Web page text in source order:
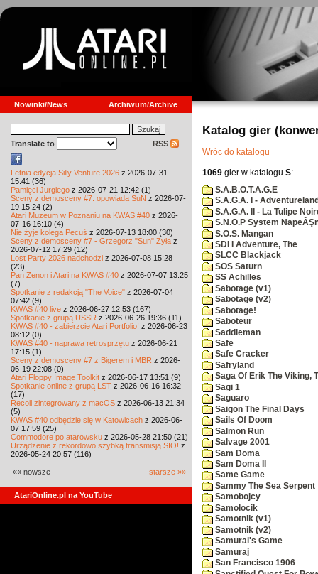
Nowinki/News Archiwum/Archive
Translate to RSS
Letnia edycja Silly Venture 2026 z 2026-07-31
15:41 (36)
Pamięci Jurgiego z 2026-07-21 12:42 (1)
Sceny z demosceny #7: opowiada SuN z 2026-07-
19 15:24 (2)
Atari Muzeum w Poznaniu na KWAS #40 z 2026-
07-16 16:10 (4)
Nie żyje kolega Pecuś z 2026-07-13 18:00 (30)
Sceny z demosceny #7 - Grzegorz "Sun" Żyła z
2026-07-12 17:29 (12)
Lost Party 2026 nadchodzi z 2026-07-08 15:28
(23)
Pan Zenon i Atari na KWAS #40 z 2026-07-07 13:25
(7)
Spotkanie z redakcją "The Voice" z 2026-07-04
07:42 (9)
KWAS #40 live z 2026-06-27 12:53 (167)
Spotkanie z grupą USSR z 2026-06-26 19:36 (11)
KWAS #40 - zabierzcie Atari Portfolio! z 2026-06-23
08:12 (0)
KWAS #40 - naprawa retrosprzętu z 2026-06-21
17:15 (1)
Sceny z demosceny #7 z Bigerem i MBR z 2026-
06-19 22:08 (0)
Atari Floppy Image Toolkit z 2026-06-17 13:51 (9)
Spotkanie online z grupą LST z 2026-06-16 16:32
(17)
Recoil zintegrowany z macOS z 2026-06-13 21:34
(5)
KWAS #40 odbędzie się w Katowicach z 2026-06-
07 17:59 (25)
Commodore po atarowsku z 2026-05-28 21:50 (21)
Urządzenie z rekordowo szybką transmisją SIO! z
2026-05-24 20:57 (116)
«« nowsze starsze »»
AtariOnline.pl na YouTube
Katalog gier
Wróc do katalogu
1069 gier w katalogu S:
S.A.B.O.T.A.G.E
S.A.G.A. I -
S.A.G.A. II - La Tulipe
S.N.O.P System
S.O.S. Mangan
SDI I Adventure, The
SLCC Blackjack
SOS Saturn
SS Achilles
Sabotage (v1)
Sabotage (v2)
Sabotage!
Saboteur
Saddleman
Safe
Safe Cracker
Safryland
Saga Of Erik The Viking,
Sagi 1
Saguaro
Saigon The Final Days
Sails Of Doom
Salmon Run
Salvage 2001
Sam Doma
Sam Doma II
Same Game
Sammy The Sea Serpent
Samobojcy
Samolocik
Samotnik (v1)
Samotnik (v2)
Samurai's Game
Samuraj
San Francisco 1906